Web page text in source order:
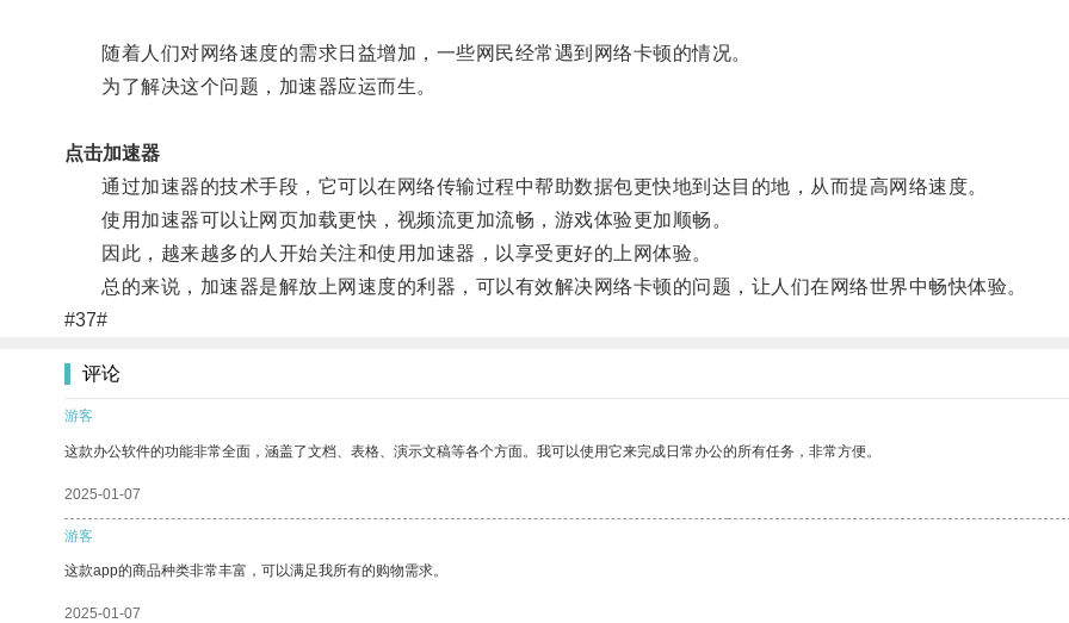
随着人们对网络速度的需求日益增加，一些网民经常遇到网络卡顿的情况。
为了解决这个问题，加速器应运而生。
点击加速器
通过加速器的技术手段，它可以在网络传输过程中帮助数据包更快地到达目的地，从而提高网络速度。
使用加速器可以让网页加载更快，视频流更加流畅，游戏体验更加顺畅。
因此，越来越多的人开始关注和使用加速器，以享受更好的上网体验。
总的来说，加速器是解放上网速度的利器，可以有效解决网络卡顿的问题，让人们在网络世界中畅快体验。
#37#
评论
游客
这款办公软件的功能非常全面，涵盖了文档、表格、演示文稿等各个方面。我可以使用它来完成日常办公的所有任务，非常方便。
2025-01-07
游客
这款app的商品种类非常丰富，可以满足我所有的购物需求。
2025-01-07